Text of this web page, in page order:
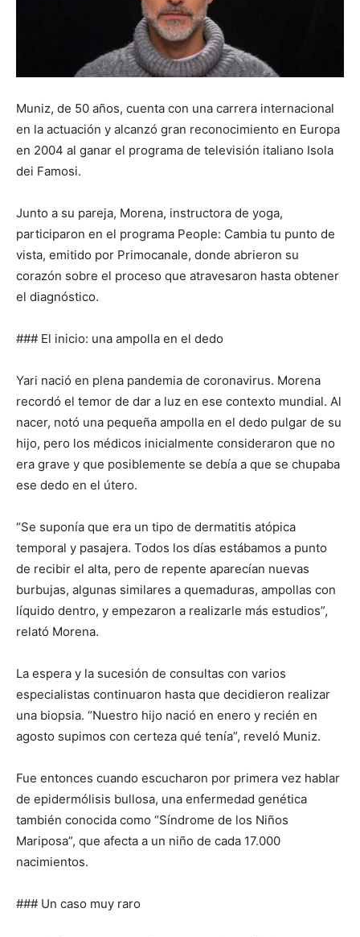
Muniz, de 50 años, cuenta con una carrera internacional
en la actuación y alcanzó gran reconocimiento en Europa
en 2004 al ganar el programa de televisión italiano Isola
dei Famosi.
Junto a su pareja, Morena, instructora de yoga,
participaron en el programa People: Cambia tu punto de
vista, emitido por Primocanale, donde abrieron su
corazón sobre el proceso que atravesaron hasta obtener
el diagnóstico.
### El inicio: una ampolla en el dedo
Yari nació en plena pandemia de coronavirus. Morena
recordó el temor de dar a luz en ese contexto mundial. Al
nacer, notó una pequeña ampolla en el dedo pulgar de su
hijo, pero los médicos inicialmente consideraron que no
era grave y que posiblemente se debía a que se chupaba
ese dedo en el útero.
“Se suponía que era un tipo de dermatitis atópica
temporal y pasajera. Todos los días estábamos a punto
de recibir el alta, pero de repente aparecían nuevas
burbujas, algunas similares a quemaduras, ampollas con
líquido dentro, y empezaron a realizarle más estudios”,
relató Morena.
La espera y la sucesión de consultas con varios
especialistas continuaron hasta que decidieron realizar
una biopsia. “Nuestro hijo nació en enero y recién en
agosto supimos con certeza qué tenía”, reveló Muniz.
Fue entonces cuando escucharon por primera vez hablar
de epidermólisis bullosa, una enfermedad genética
también conocida como “Síndrome de los Niños
Mariposa”, que afecta a un niño de cada 17.000
nacimientos.
### Un caso muy raro